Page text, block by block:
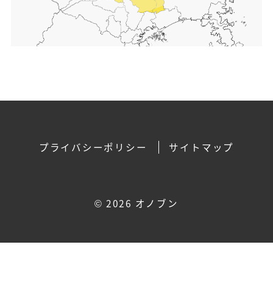
プライバシーポリシー サイトマップ
© 2026 オノブン